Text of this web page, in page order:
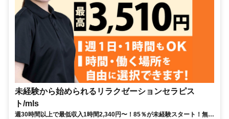
未経験から始められるリラクゼーションセラピス
ト/mls
週30時間以上で最低収入1時間2,340円〜！85％が未経験スタート！無料